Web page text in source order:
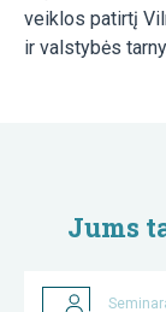
veiklos patirtį
ir valstybės
Jums